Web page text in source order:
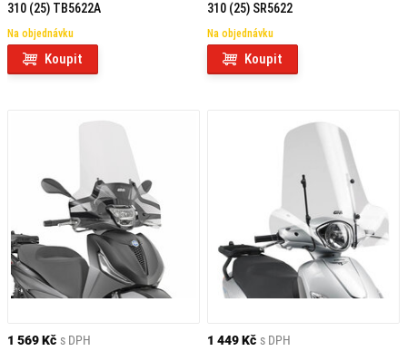
310 (25) TB5622A
Na objednávku
Koupit
310 (25) SR5622
Na objednávku
Koupit
1 569 Kč s DPH
1 449 Kč s DPH